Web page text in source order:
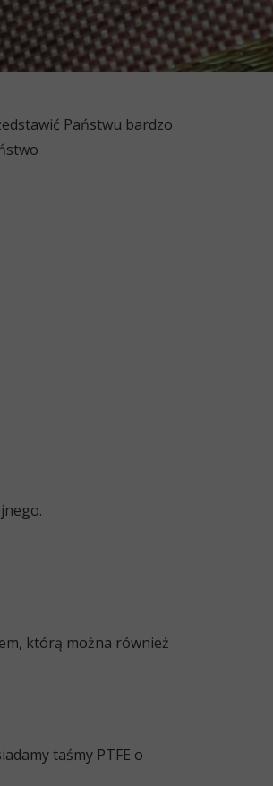
którą można również
taśmy PTFE o
Państwu bardzo
taśmy do przenośników
maty nieprzywierające